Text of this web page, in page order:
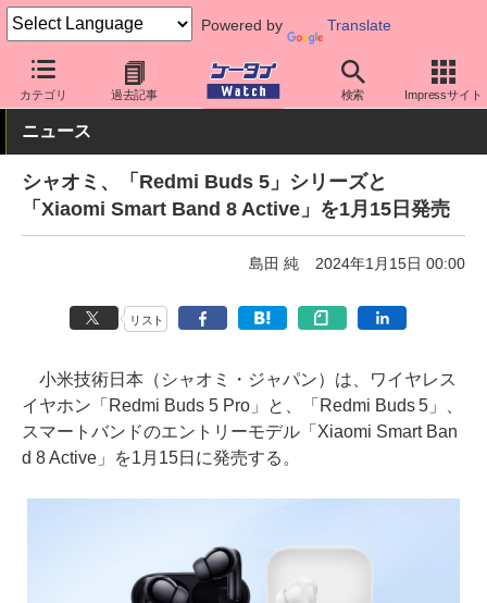
Powered by Translate
カテゴリ 過去記事 検索 Impressサイト
ケータイ Watch 周辺機器/アクセサリー オーディオ
ニュース
シャオミ、「Redmi Buds 5」シリーズと
「Xiaomi Smart Band 8 Active」を1月15日発売
島田 純 2024年1月15日 00:00
リスト
小米技術日本（シャオミ・ジャパン）は、ワイヤレス
イヤホン「Redmi Buds 5 Pro」と、「Redmi Buds 5」、
スマートバンドのエントリーモデル「Xiaomi Smart Ban
d 8 Active」を1月15日に発売する。